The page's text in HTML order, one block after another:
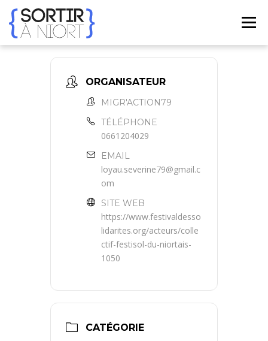
contenu
Menu
ORGANISATEUR
MIGR'ACTION79
TÉLÉPHONE
0661204029
EMAIL
loyau.severine79@gmail.c
om
SITE WEB
https://www.festivaldesso
lidarites.org/acteurs/colle
ctif-festisol-du-niortais-
1050
CATÉGORIE